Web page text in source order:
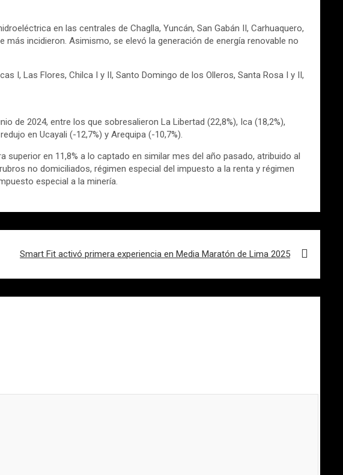
en las centrales de Chaglla, Yuncán, San Gabán II, Carhuaquero,
más incidieron. Asimismo, se elevó la generación de energía renovable no
I, Las Flores, Chilca I y II, Santo Domingo de los Olleros, Santa Rosa I y II,
de 2024, entre los que sobresalieron La Libertad (22,8%), Ica (18,2%),
en Ucayali (-12,7%) y Arequipa (-10,7%).
en 11,8% a lo captado en similar mes del año pasado, atribuido al
no domiciliados, régimen especial del impuesto a la renta y régimen
especial a la minería.
Smart Fit activó primera experiencia en Media Maratón de Lima 2025